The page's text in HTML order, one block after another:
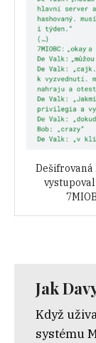
Dešifrovaná
Jak
Když
systému